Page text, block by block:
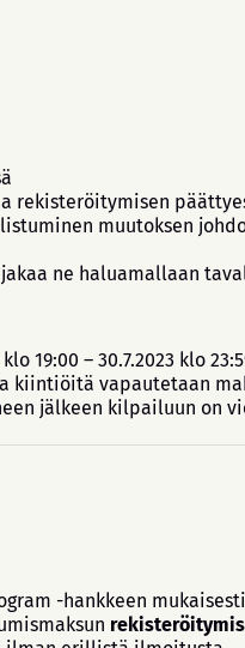
muutoksen
ne haluamallaan
19:00 – 30.7.2023 klo
kiintiöitä vapautetaan
jälkeen kilpailuun on
-hankkeen mukaisesti